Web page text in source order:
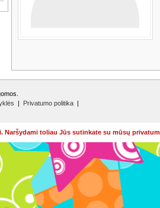
| Privatumo politika |
Naršydami toliau Jūs sutinkate su mūsų